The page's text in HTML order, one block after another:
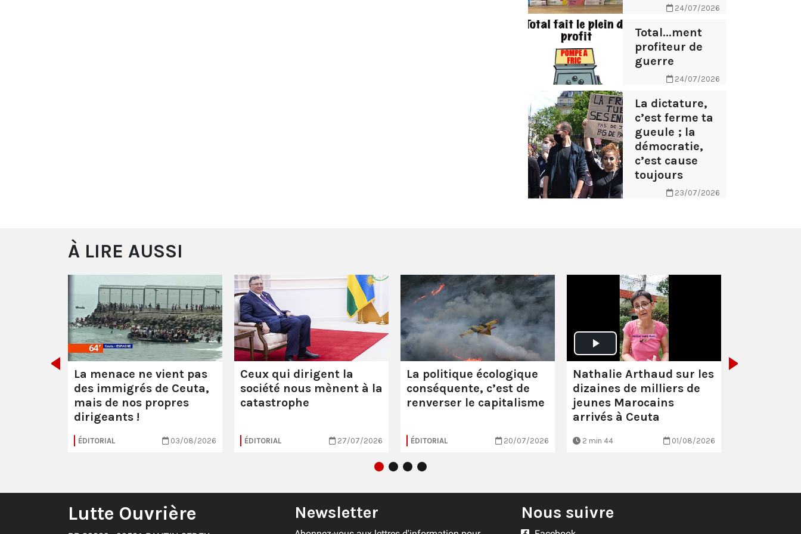
24/07/2026
Total...ment
profiteur de
guerre
24/07/2026
La dictature,
c’est ferme ta
gueule ; la
démocratie,
c’est cause
toujours
23/07/2026
À LIRE AUSSI
La menace ne vient pas
des immigrés de Ceuta,
mais de nos propres
dirigeants !
ÉDITORIAL 03/08/2026
Ceux qui dirigent la
société nous mènent à la
catastrophe
ÉDITORIAL 27/07/2026
La politique écologique
conséquente, c’est de
renverser le capitalisme
ÉDITORIAL 20/07/2026
Nathalie Arthaud sur les
dizaines de milliers de
jeunes Marocains
arrivés à Ceuta
2 min 44 01/08/2026
Lutte Ouvrière Newsletter Nous suivre